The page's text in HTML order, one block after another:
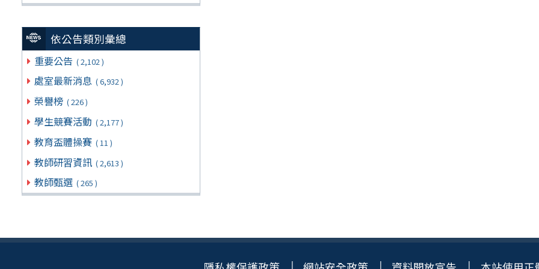
依公告類別彙總
重要公告 ( 2,102 )
處室最新消息 ( 6,932 )
榮譽榜 ( 226 )
學生競賽活動 ( 2,177 )
教育盃體操賽 ( 11 )
教師研習資訊 ( 2,613 )
教師甄選 ( 265 )